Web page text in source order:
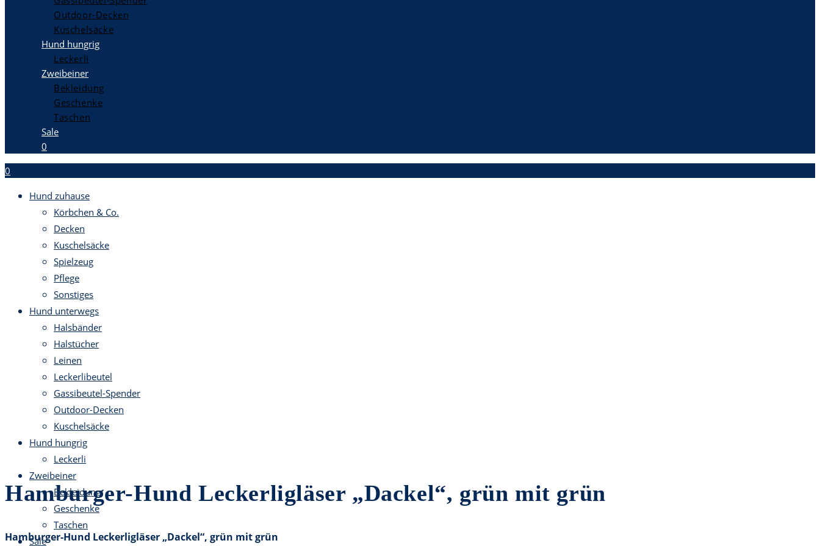
Outdoor-Decken
Kuschelsäcke
Hund hungrig
Leckerli
Zweibeiner
Bekleidung
Geschenke
Taschen
Sale
0
0
Hund zuhause
Körbchen & Co.
Decken
Kuschelsäcke
Spielzeug
Pflege
Sonstiges
Hund unterwegs
Halsbänder
Halstücher
Leinen
Leckerlibeutel
Gassibeutel-Spender
Outdoor-Decken
Kuschelsäcke
Hund hungrig
Leckerli
Zweibeiner
Bekleidung
Geschenke
Taschen
Sale
Hamburger-Hund Leckerligläser „Dackel“, grün mit grün
Hamburger-Hund Leckerligläser „Dackel“, grün mit grün